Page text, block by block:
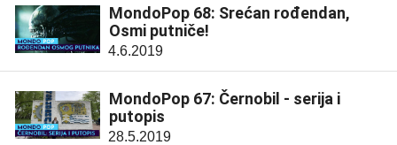
MondoPop 68: Srećan rođendan,
Osmi putniče!
4.6.2019
MondoPop 67: Černobil - serija i
putopis
28.5.2019